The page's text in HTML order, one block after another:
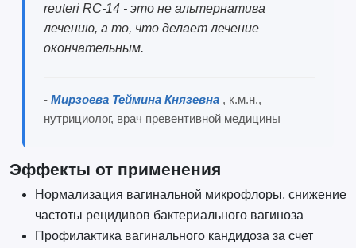
reuteri RC-14 - это не альтернатива
лечению, а то, что делает лечение
окончательным.
- Мирзоева Теймина Князевна , к.м.н.,
нутрициолог, врач превентивной медицины
Эффекты от применения
Нормализация вагинальной микрофлоры, снижение
частоты рецидивов бактериального вагиноза
Профилактика вагинального кандидоза за счет